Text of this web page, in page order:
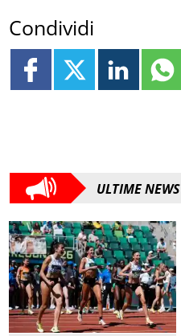
Condividi
ULTIME NEWS